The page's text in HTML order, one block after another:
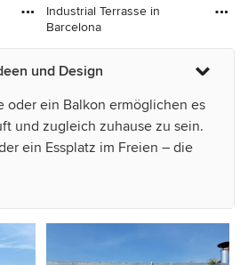
Industrial Terrasse in
Barcelona
Industrial Terrasse in
Barcelona
und Design
oder ein Balkon ermöglichen es
und zugleich zuhause zu sein.
ein Essplatz im Freien – die
sie zu nutzen.
als Inspiration für Ihre Industrial
und Bilder aus aller Welt. Vom
bis zum Sonnenschutz